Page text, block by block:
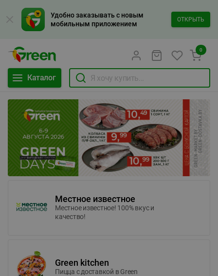
Удобно заказывать с новым
мобильным приложением
ОТКРЫТЬ
Каталог
0
Местное известное
Местное известное! 100% вкус и
качество!
Green kitchen
Пицца c доставкой в Green